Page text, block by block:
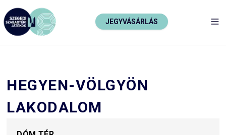
JEGYVÁSÁRLÁS
HEGYEN-VÖLGYÖN
LAKODALOM